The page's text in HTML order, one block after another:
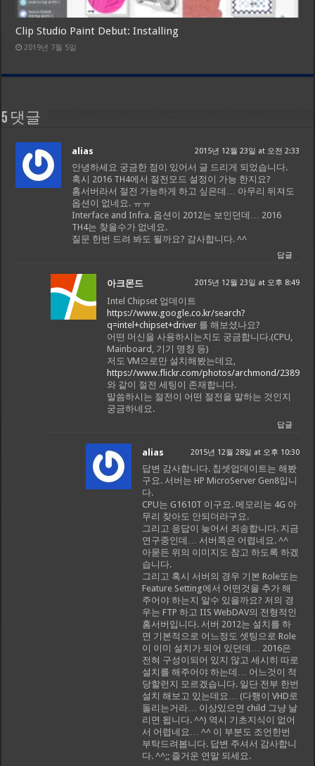
Clip Studio Paint Debut: Installing
2019년 7월 5일
5 댓글
alias 2015년 12월 23일 at 오전 2:33
안녕하세요 궁금한 점이 있어서 글 드리게 되었습니다.
혹시 2016 TH4에서 절전모드 설정이 가능 한지요?
홈서버라서 절전 가능하게 하고 싶은데… 아무리 뒤져도
옵션이 없네요. ㅠㅠ
Interface and Infra. 옵션이 2012는 보인던데… 2016
TH4는 찾을수가 없네요.
질문 한번 드려 봐도 될까요? 감사합니다. ^^
답글
아크몬드 2015년 12월 23일 at 오후 8:49
Intel Chipset 업데이트
https://www.google.co.kr/search?
q=intel+chipset+driver 를 해보셨나요?
어떤 머신을 사용하시는지도 궁금합니다.(CPU,
Mainboard, 기기 명칭 등)
저도 VM으로만 설치해봤는데요,
https://www.flickr.com/photos/archmond/
와 같이 절전 세팅이 존재합니다.
말씀하시는 절전이 어떤 절전을 말하는 것인지
궁금하네요.
답글
alias 2015년 12월 28일 at 오후 10:30
답변 감사합니다. 칩셋업데이트는 해봤
구요. 서버는 HP MicroServer Gen8입니
다.
CPU는 G1610T 이구요. 메모리는 4G 아
무리 찾아도 안되더라구요.
그리고 응답이 늦어서 죄송합니다. 지금
연구중인데… 서버쪽은 어렵네요. ^^
아묻든 위의 이미지도 참고 하도록 하겠
습니다.
그리고 혹시 서버의 경우 기본 Role또는
Feature Setting에서 어떤것을 추가 해
주어야 하는지 알수 있을까요? 저의 경
우는 FTP 하고 IIS WebDAV의 전형적인
홈서버입니다. 서버 2012는 설치를 하
면 기본적으로 어느정도 셋팅으로 Role
이 이미 설치가 되어 있던데… 2016은
전혀 구성이되어 있지 않고 세시히 따로
설치를 해주어야 하는데… 어느것이 적
당할런지 모르겠습니다. 일단 전부 한번
설치 해보고 있는데요… (다행이 VHD로
돌리는거라… 이상있으면 child 그냥 날
리면 됩니다. ^^) 역시 기초지식이 없어
서 어렵네요… ^^ 이 부분도 조언한번
부탁드려봅니다. 답변 주셔서 감사합니
다. ^^;; 즐거운 연말 되세요.